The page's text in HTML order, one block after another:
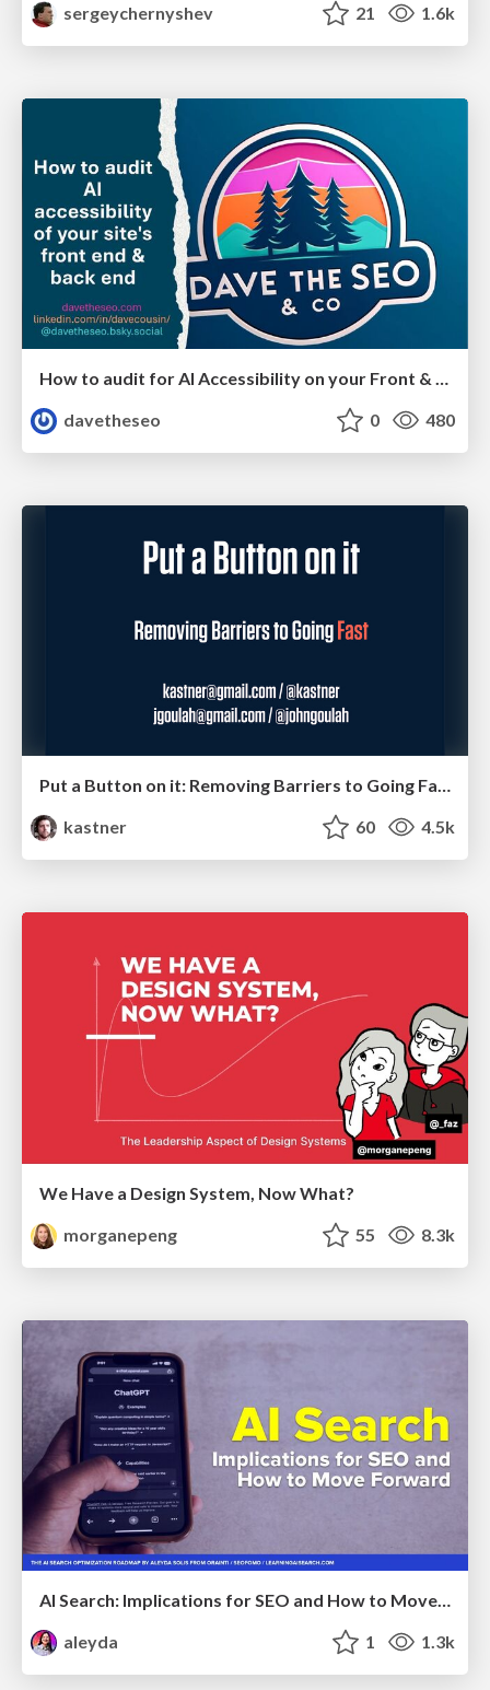
sergeychernyshev
21 1.6k
How to audit for AI Accessibility on your Front & Back End
davetheseo
0 480
Put a Button on it: Removing Barriers to Going Fast.
kastner
60 4.5k
We Have a Design System, Now What?
morganepeng
55 8.3k
AI Search: Implications for SEO and How to Move Forward - #ShenzhenSEOConference
aleyda
1 1.3k